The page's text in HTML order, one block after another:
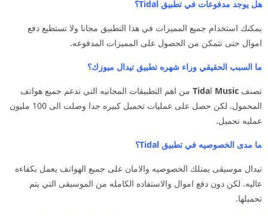
هل يوجد مدفوعات في تطبيق Tidal؟
يمكنك استخدام جميع المميزات في هذا التطبيق مجانا ولا تستطيع دفع
اموال حتى تتمكن من الحصول على المميزات المدفوعه.
ما السبب الحقيقي وراء شهره تطبيق تيدال ميوزك؟
تصنف Tidal Music
من اهم التطبيقات المجانيه التي تدعم جميع هواتف
المحمول. لكن حصل على عمليات تحميل كبيره جدا وصلت الى 100 مليون
عمليه تحميل.
ما مدى الخصوصيه في تطبيق Tidal؟
تيدال موسيقى يمتلك الخصوصيه والامان على جميع الهواتف يعمل بكفاءه
عاليه. لكن دون دفع اموال والاستفاده الكامله من الموسيقى التي يتم
تحميلها.